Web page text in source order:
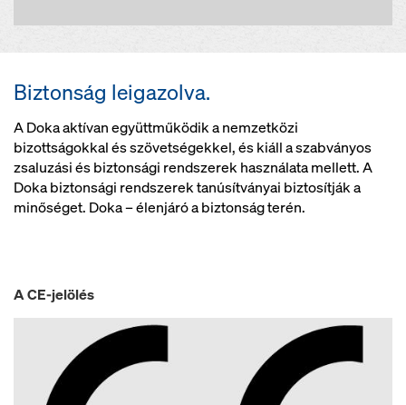
Biztonság leigazolva.
A Doka aktívan együttműködik a nemzetközi
bizottságokkal és szövetségekkel, és kiáll a szabványos
zsaluzási és biztonsági rendszerek használata mellett. A
Doka biztonsági rendszerek tanúsítványai biztosítják a
minőséget. Doka – élenjáró a biztonság terén.
A CE-jelölés